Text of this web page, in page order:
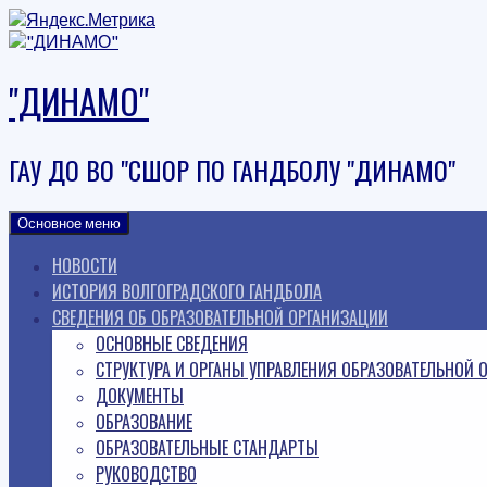
Наверх
"ДИНАМО"
ГАУ ДО ВО "СШОР ПО ГАНДБОЛУ "ДИНАМО"
Основное меню
НОВОСТИ
ИСТОРИЯ ВОЛГОГРАДСКОГО ГАНДБОЛА
СВЕДЕНИЯ ОБ ОБРАЗОВАТЕЛЬНОЙ ОРГАНИЗАЦИИ
ОСНОВНЫЕ СВЕДЕНИЯ
СТРУКТУРА И ОРГАНЫ УПРАВЛЕНИЯ ОБРАЗОВАТЕЛЬНОЙ
ДОКУМЕНТЫ
ОБРАЗОВАНИЕ
ОБРАЗОВАТЕЛЬНЫЕ СТАНДАРТЫ
РУКОВОДСТВО